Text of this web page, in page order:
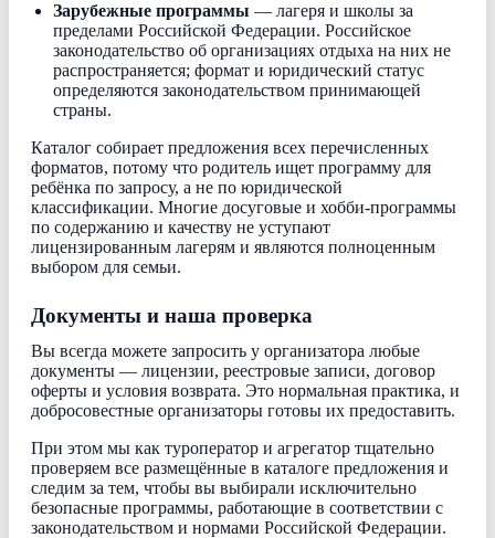
Зарубежные программы — лагеря и школы за
пределами Российской Федерации. Российское
законодательство об организациях отдыха на них не
распространяется; формат и юридический статус
определяются законодательством принимающей
страны.
Каталог собирает предложения всех перечисленных
форматов, потому что родитель ищет программу для
ребёнка по запросу, а не по юридической
классификации. Многие досуговые и хобби-программы
по содержанию и качеству не уступают
лицензированным лагерям и являются полноценным
выбором для семьи.
Документы и наша проверка
Вы всегда можете запросить у организатора любые
документы — лицензии, реестровые записи, договор
оферты и условия возврата. Это нормальная практика, и
добросовестные организаторы готовы их предоставить.
При этом мы как туроператор и агрегатор тщательно
проверяем все размещённые в каталоге предложения и
следим за тем, чтобы вы выбирали исключительно
безопасные программы, работающие в соответствии с
законодательством и нормами Российской Федерации.